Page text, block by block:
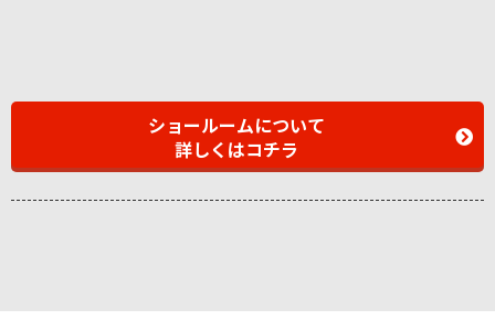
ショールームについて
詳しくはコチラ